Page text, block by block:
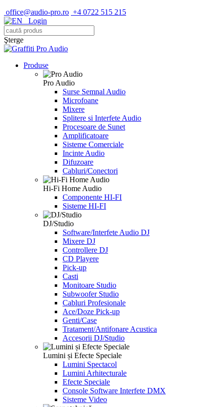
office@audio-pro.ro +4 0722 515 215
Login
Şterge
Produse
Pro Audio
Surse Semnal Audio
Microfoane
Mixere
Splitere si Interfete Audio
Procesoare de Sunet
Amplificatoare
Sisteme Comerciale
Incinte Audio
Difuzoare
Cabluri/Conectori
Hi-Fi Home Audio
Componente HI-FI
Sisteme HI-FI
DJ/Studio
Software/Interfete Audio DJ
Mixere DJ
Controllere DJ
CD Playere
Pick-up
Casti
Monitoare Studio
Subwoofer Studio
Cabluri Profesionale
Ace/Doze Pick-up
Genti/Case
Tratament/Antifonare Acustica
Accesorii DJ/Studio
Lumini și Efecte Speciale
Lumini Spectacol
Lumini Arhitecturale
Efecte Speciale
Console Software Interfete DMX
Sisteme Video